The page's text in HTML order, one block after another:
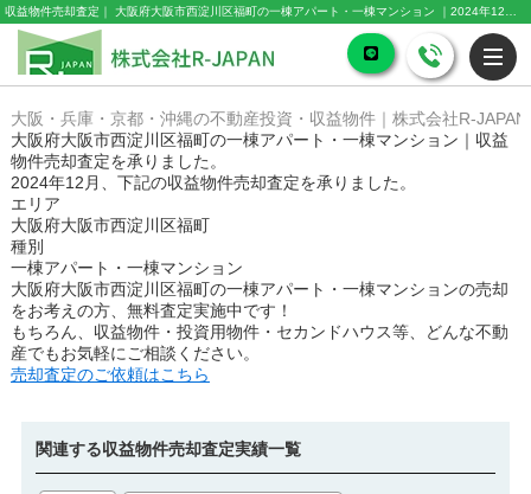
大阪・兵庫・京都・沖縄の不動産投資・収益物件｜株式会社R-JAPAN
大阪府大阪市西淀川区福町の一棟アパート・一棟マンション｜収益
物件売却査定を承りました。
2024年12月、下記の収益物件売却査定を承りました。
エリア
大阪府大阪市西淀川区福町
種別
一棟アパート・一棟マンション
大阪府大阪市西淀川区福町の一棟アパート・一棟マンションの売却
をお考えの方、無料査定実施中です！
もちろん、収益物件・投資用物件・セカンドハウス等、どんな不動
産でもお気軽にご相談ください。
売却査定のご依頼はこちら
関連する収益物件売却査定実績一覧